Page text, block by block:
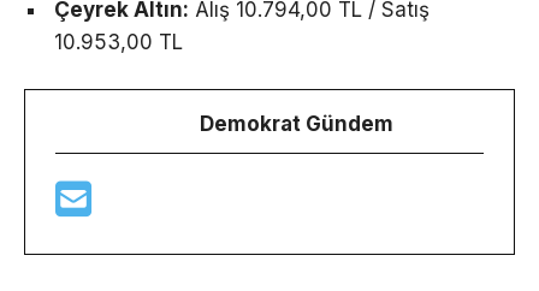
Çeyrek Altın: Alış 10.794,00 TL / Satış
10.953,00 TL
Demokrat Gündem